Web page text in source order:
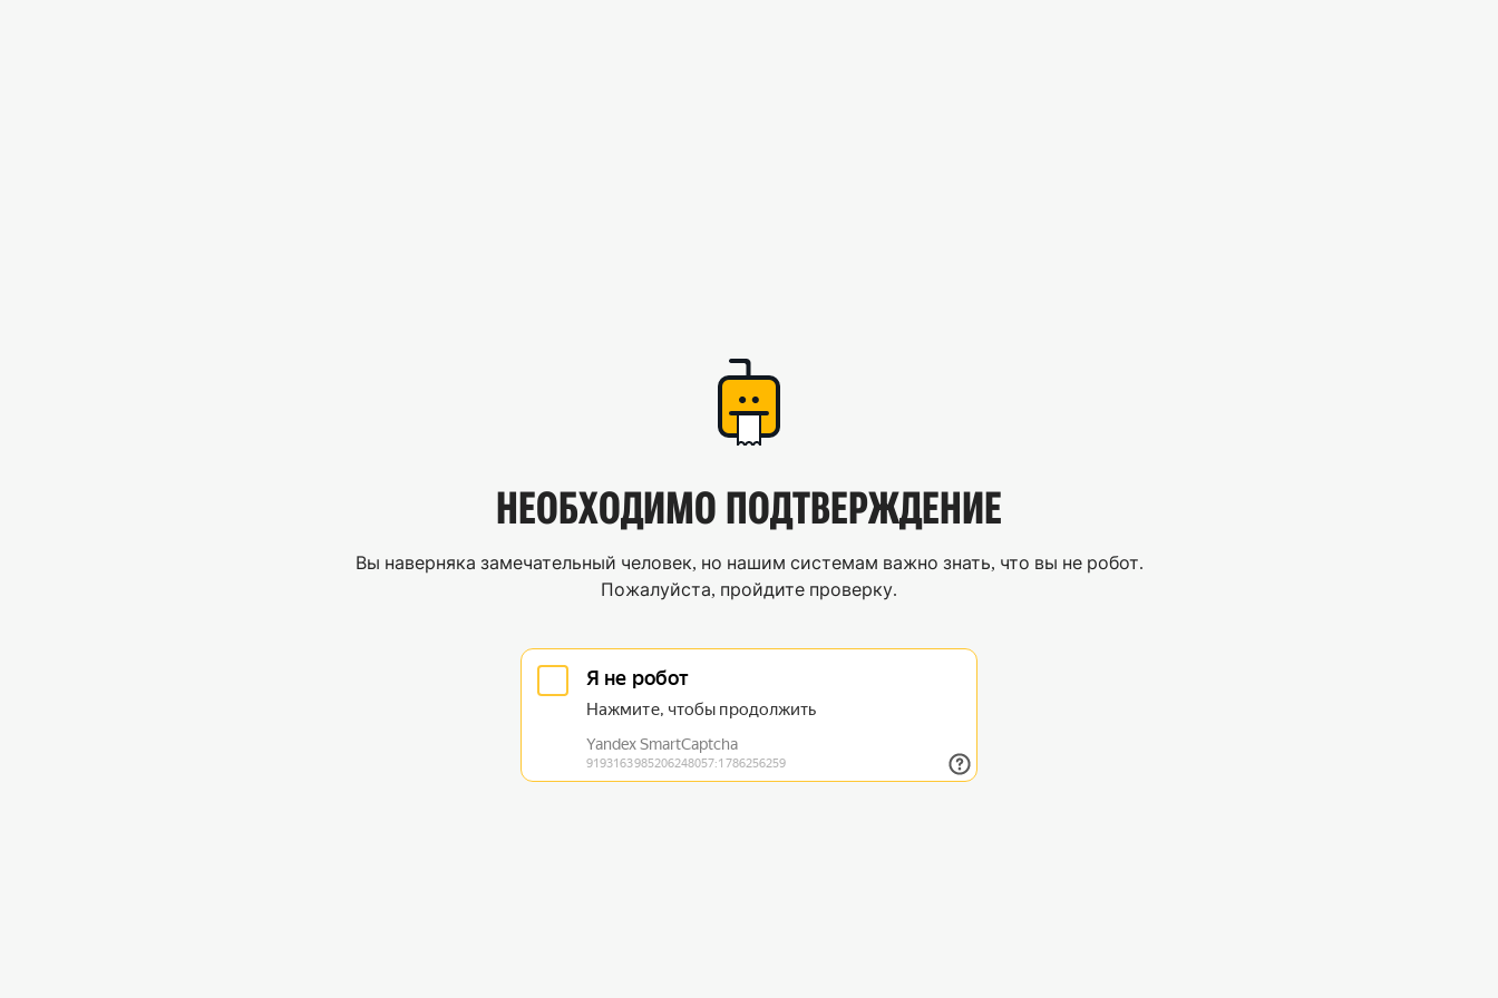
НЕОБХОДИМО ПОДТВЕРЖДЕНИЕ
Вы наверняка замечательный человек, но нашим системам важно знать, что вы не робот.
Пожалуйста, пройдите проверку.